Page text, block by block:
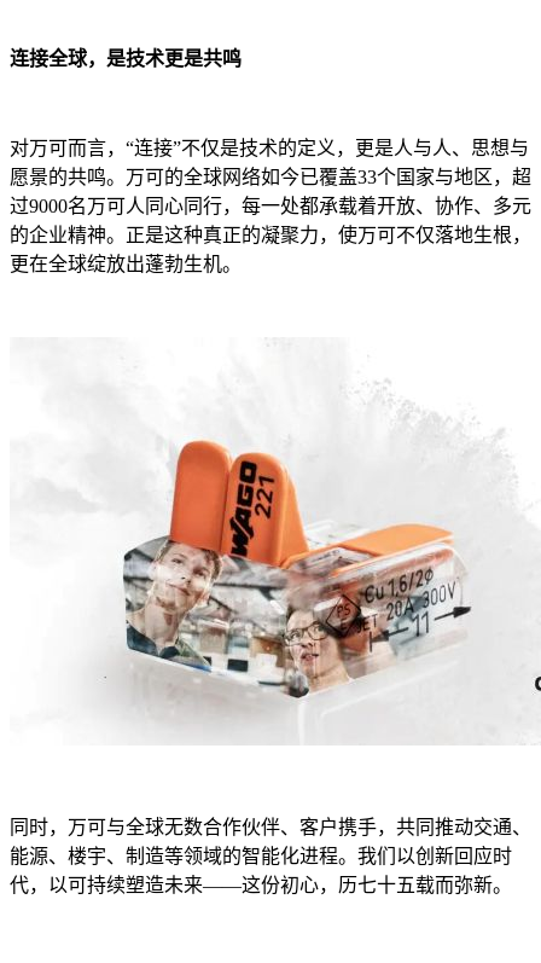
连接全球，是技术更是共鸣
对万可而言，“连接”不仅是技术的定义，更是人与人、思想与
愿景的共鸣。万可的全球网络如今已覆盖33个国家与地区，超
过9000名万可人同心同行，每一处都承载着开放、协作、多元
的企业精神。正是这种真正的凝聚力，使万可不仅落地生根，
更在全球绽放出蓬勃生机。
同时，万可与全球无数合作伙伴、客户携手，共同推动交通、
能源、楼宇、制造等领域的智能化进程。我们以创新回应时
代，以可持续塑造未来——这份初心，历七十五载而弥新。